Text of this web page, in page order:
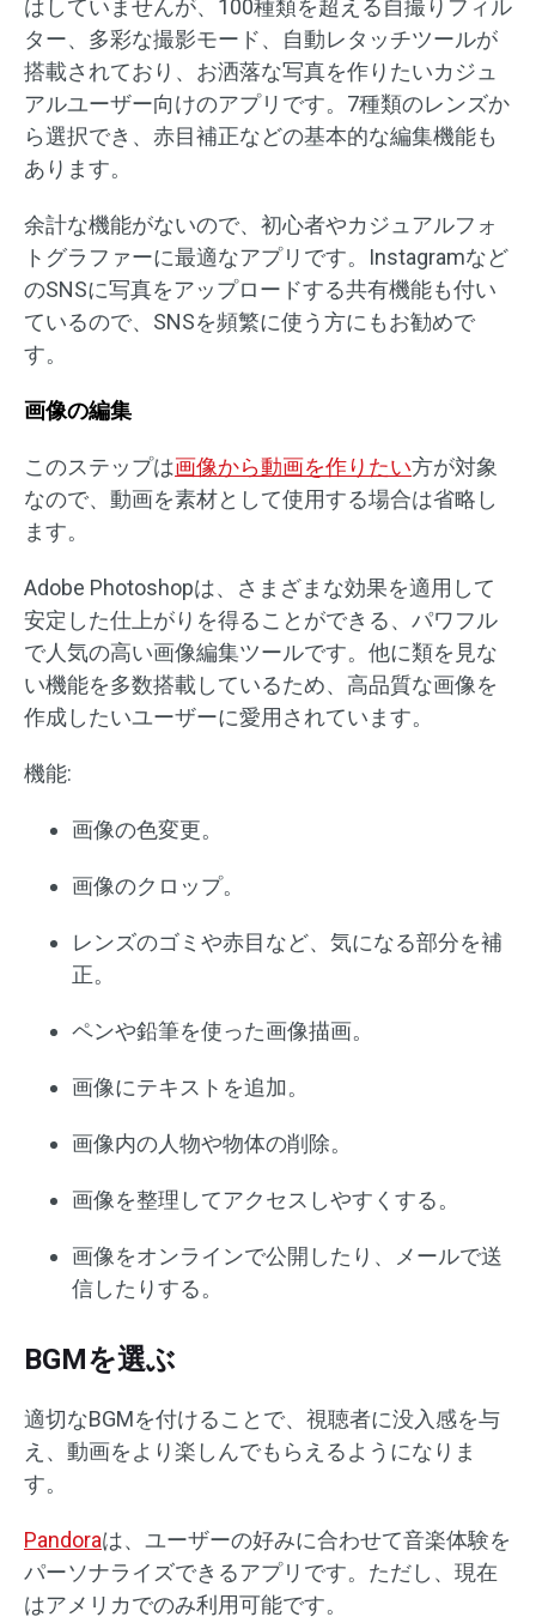
はしていませんが、100種類を超える自撮りフィル
ター、多彩な撮影モード、自動レタッチツールが
搭載されており、お洒落な写真を作りたいカジュ
アルユーザー向けのアプリです。7種類のレンズか
ら選択でき、赤目補正などの基本的な編集機能も
あります。
余計な機能がないので、初心者やカジュアルフォ
トグラファーに最適なアプリです。Instagramなど
のSNSに写真をアップロードする共有機能も付い
ているので、SNSを頻繁に使う方にもお勧めで
す。
画像の編集
このステップは画像から動画を作りたい方が対象
なので、動画を素材として使用する場合は省略し
ます。
Adobe Photoshopは、さまざまな効果を適用して
安定した仕上がりを得ることができる、パワフル
で人気の高い画像編集ツールです。他に類を見な
い機能を多数搭載しているため、高品質な画像を
作成したいユーザーに愛用されています。
機能:
画像の色変更。
画像のクロップ。
レンズのゴミや赤目など、気になる部分を補
正。
ペンや鉛筆を使った画像描画。
画像にテキストを追加。
画像内の人物や物体の削除。
画像を整理してアクセスしやすくする。
画像をオンラインで公開したり、メールで送
信したりする。
BGMを選ぶ
適切なBGMを付けることで、視聴者に没入感を与
え、動画をより楽しんでもらえるようになりま
す。
Pandoraは、ユーザーの好みに合わせて音楽体験を
パーソナライズできるアプリです。ただし、現在
はアメリカでのみ利用可能です。